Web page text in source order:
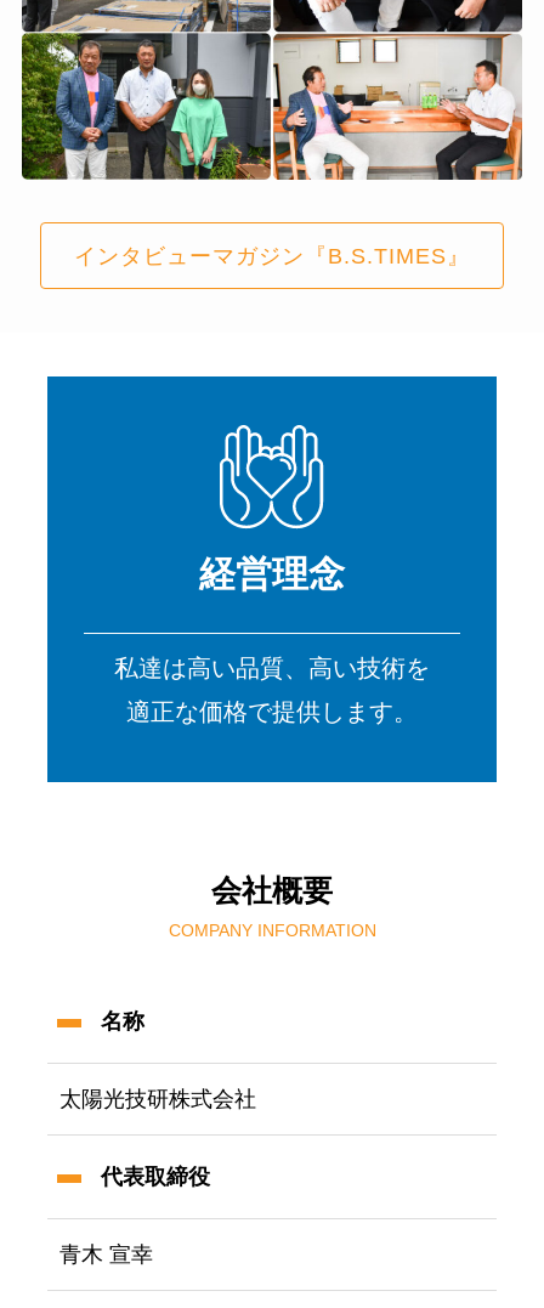
インタビューマガジン『B.S.TIMES』
経営理念
私達は高い品質、高い技術を
適正な価格で提供します。
会社概要
COMPANY INFORMATION
名称
太陽光技研株式会社
代表取締役
青木 宣幸